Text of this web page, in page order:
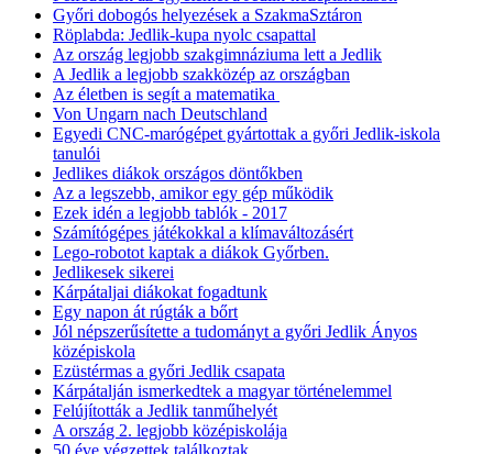
Győri dobogós helyezések a SzakmaSztáron
Röplabda: Jedlik-kupa nyolc csapattal
Az ország legjobb szakgimnáziuma lett a Jedlik
A Jedlik a legjobb szakközép az országban
Az életben is segít a matematika
Von Ungarn nach Deutschland
Egyedi CNC-marógépet gyártottak a győri Jedlik-iskola
tanulói
Jedlikes diákok országos döntőkben
Az a legszebb, amikor egy gép működik
Ezek idén a legjobb tablók - 2017
Számítógépes játékokkal a klímaváltozásért
Lego-robotot kaptak a diákok Győrben.
Jedlikesek sikerei
Kárpátaljai diákokat fogadtunk
Egy napon át rúgták a bőrt
Jól népszerűsítette a tudományt a győri Jedlik Ányos
középiskola
Ezüstérmas a győri Jedlik csapata
Kárpátalján ismerkedtek a magyar történelemmel
Felújították a Jedlik tanműhelyét
A ország 2. legjobb középiskolája